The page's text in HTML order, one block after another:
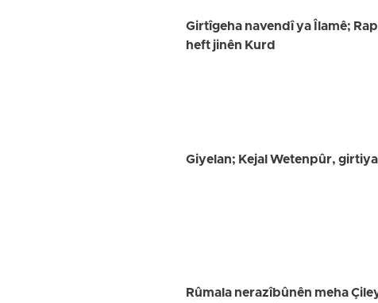
Girtîgeha navendî ya Îlamê;
heft jinên Kurd
Giyelan; Kejal Wetenpûr,
Rûmala nerazîbûnên meha